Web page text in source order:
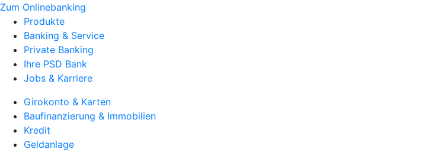
Zum Onlinebanking
Produkte
Banking & Service
Private Banking
Ihre PSD Bank
Jobs & Karriere
Girokonto & Karten
Baufinanzierung & Immobilien
Kredit
Geldanlage